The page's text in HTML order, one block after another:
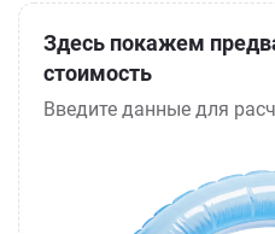
Здесь покажем
стоимость
Введите данные для